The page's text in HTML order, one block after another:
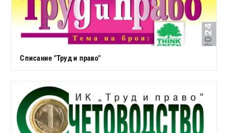
Списание "Труд и право"